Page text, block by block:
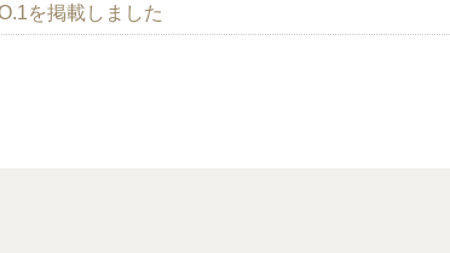
を掲載しました